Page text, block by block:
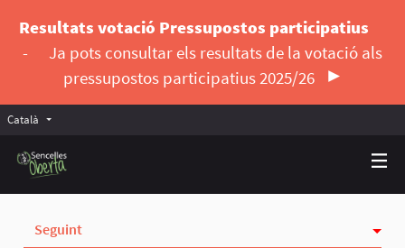
Resultats votació Pressupostos participatius
-
Ja pots consultar els resultats de la votació als
pressupostos participatius 2025/26
Català Triar la llengua
Seguint